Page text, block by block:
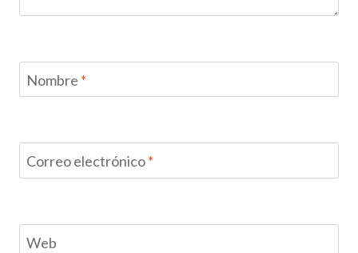
Nombre *
Correo electrónico*
Web